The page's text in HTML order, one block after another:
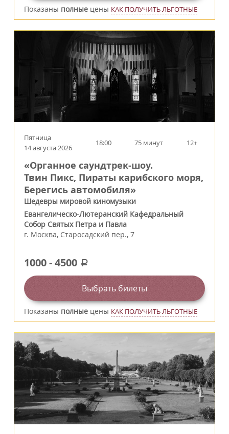
Показаны полные цены КАК ПОЛУЧИТЬ ЛЬГОТНЫЕ
Пятница
14 августа 2026
18:00 75 минут 12+
«Органное саундтрек-шоу.
Твин Пикс, Пираты карибского моря,
Берегись автомобиля»
Шедевры мировой киномузыки
Евангелическо-Лютеранский Кафедральный
Собор Святых Петра и Павла
г. Москва, Старосадский пер., 7
1000-4500 a
Выбрать билеты
Показаны полные цены КАК ПОЛУЧИТЬ ЛЬГОТНЫЕ